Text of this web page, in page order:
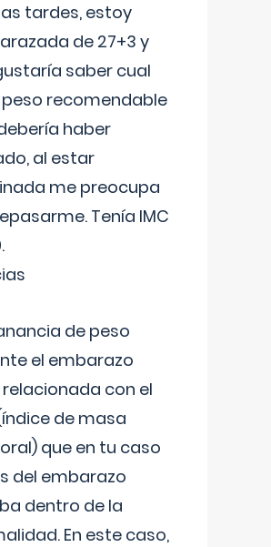
tardes, estoy
de 27+3 y
saber cual
peso recomendable
haber
al estar
me preocupa
Tenía IMC
de peso
el embarazo
con el
de masa
que en tu caso
del embarazo
dentro de la
En este caso,